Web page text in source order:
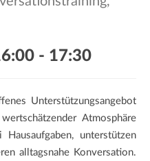
- 17:30
Unterstützungsangebot
Atmosphäre
unterstützen
alltagsnahe Konversation.